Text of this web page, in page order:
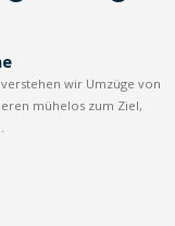
wir Umzüge von
mühelos zum Ziel,